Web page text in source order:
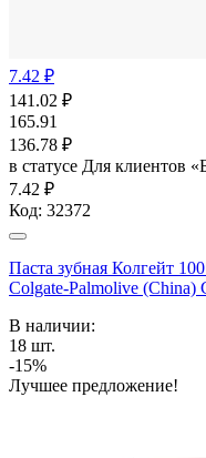
7.42 ₽
141.02 ₽
165.91
136.78 ₽
в статусе Для клиентов
7.42 ₽
Код: 32372
Паста зубная Колгейт
Colgate-Palmolive (China)
В наличии:
18 шт.
-15%
Лучшее предложение!